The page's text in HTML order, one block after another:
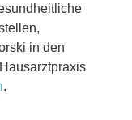
in den
.